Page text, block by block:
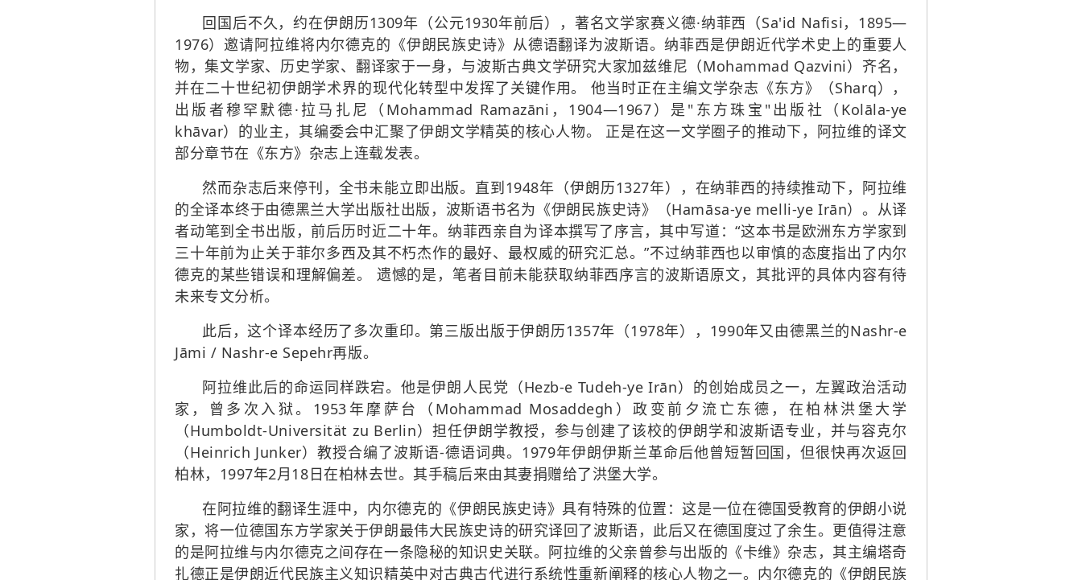
回国后不久，约在伊朗历1309年（公元1930年前后），著名文学家赛义德·纳菲西（Sa'id Nafisi，1895—
1976）邀请阿拉维将内尔德克的《伊朗民族史诗》从德语翻译为波斯语。纳菲西是伊朗近代学术史上的重要人
物，集文学家、历史学家、翻译家于一身，与波斯古典文学研究大家加兹维尼（Mohammad Qazvini）齐名，
并在二十世纪初伊朗学术界的现代化转型中发挥了关键作用。 他当时正在主编文学杂志《东方》（Sharq），
出版者穆罕默德·拉马扎尼（Mohammad Ramazāni，1904—1967）是"东方珠宝"出版社（Kolāla-ye
khāvar）的业主，其编委会中汇聚了伊朗文学精英的核心人物。 正是在这一文学圈子的推动下，阿拉维的译文
部分章节在《东方》杂志上连载发表。
然而杂志后来停刊，全书未能立即出版。直到1948年（伊朗历1327年），在纳菲西的持续推动下，阿拉维
的全译本终于由德黑兰大学出版社出版，波斯语书名为《伊朗民族史诗》（Hamāsa-ye melli-ye Irān）。从译
者动笔到全书出版，前后历时近二十年。纳菲西亲自为译本撰写了序言，其中写道：“这本书是欧洲东方学家到
三十年前为止关于菲尔多西及其不朽杰作的最好、最权威的研究汇总。”不过纳菲西也以审慎的态度指出了内尔
德克的某些错误和理解偏差。 遗憾的是，笔者目前未能获取纳菲西序言的波斯语原文，其批评的具体内容有待
未来专文分析。
此后，这个译本经历了多次重印。第三版出版于伊朗历1357年（1978年），1990年又由德黑兰的Nashr-e
Jāmi / Nashr-e Sepehr再版。
阿拉维此后的命运同样跌宕。他是伊朗人民党 （Hezb-e Tudeh-ye Irān）的创始成员之一，左翼政治活动
家，曾多次入狱。1953年摩萨台（Mohammad Mosaddegh）政变前夕流亡东德，在柏林洪堡大学
（Humboldt-Universität zu Berlin）担任伊朗学教授，参与创建了该校的伊朗学和波斯语专业，并与容克尔
（Heinrich Junker）教授合编了波斯语-德语词典。1979年伊朗伊斯兰革命后他曾短暂回国，但很快再次返回
柏林，1997年2月18日在柏林去世。其手稿后来由其妻捐赠给了洪堡大学。
在阿拉维的翻译生涯中，内尔德克的《伊朗民族史诗》具有特殊的位置：这是一位在德国受教育的伊朗小说
家，将一位德国东方学家关于伊朗最伟大民族史诗的研究译回了波斯语，此后又在德国度过了余生。更值得注意
的是阿拉维与内尔德克之间存在一条隐秘的知识史关联。阿拉维的父亲曾参与出版的《卡维》杂志，其主编塔奇
扎德正是伊朗近代民族主义知识精英中对古典古代进行系统性重新阐释的核心人物之一。内尔德克的《伊朗民族